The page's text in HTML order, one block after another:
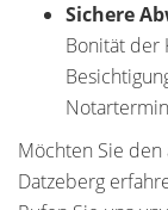
Sichere
Bonität der
Möchten Sie
Datzeberg